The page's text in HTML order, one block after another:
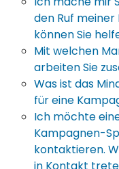
den Ruf meiner
können Sie
Mit welchen
arbeiten Sie
Was ist das
für eine
Ich möchte
Kampagnen-
kontaktieren.